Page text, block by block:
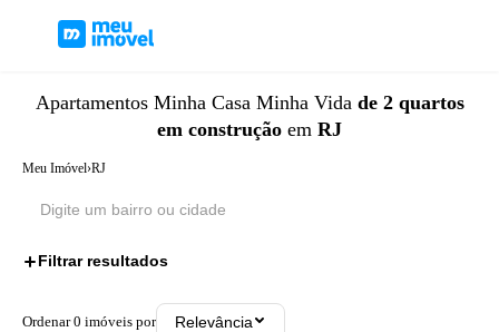
Apartamentos Minha Casa Minha Vida de 2 quartos
em construção em RJ
Meu Imóvel›RJ
Filtrar resultados
Ordenar0 imóveis por Relevância